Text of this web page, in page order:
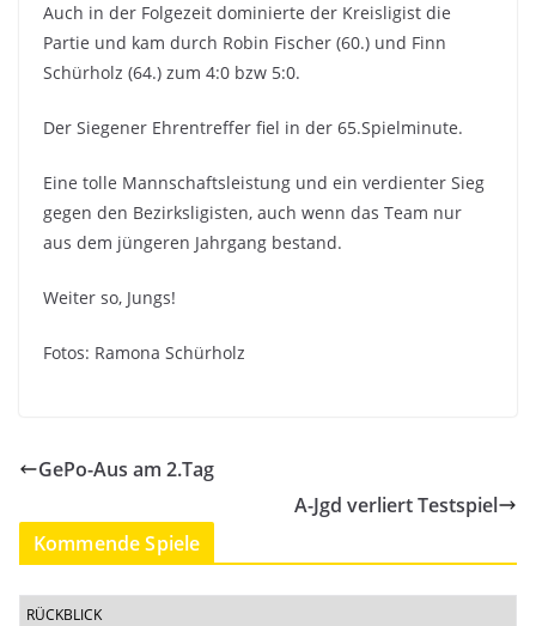
Auch in der Folgezeit dominierte der Kreisligist die
Partie und kam durch Robin Fischer (60.) und Finn
Schürholz (64.) zum 4:0 bzw 5:0.
Der Siegener Ehrentreffer fiel in der 65.Spielminute.
Eine tolle Mannschaftsleistung und ein verdienter Sieg
gegen den Bezirksligisten, auch wenn das Team nur
aus dem jüngeren Jahrgang bestand.
Weiter so, Jungs!
Fotos: Ramona Schürholz
GePo-Aus am 2.Tag
A-Jgd verliert Testspiel
Kommende Spiele
RÜCKBLICK